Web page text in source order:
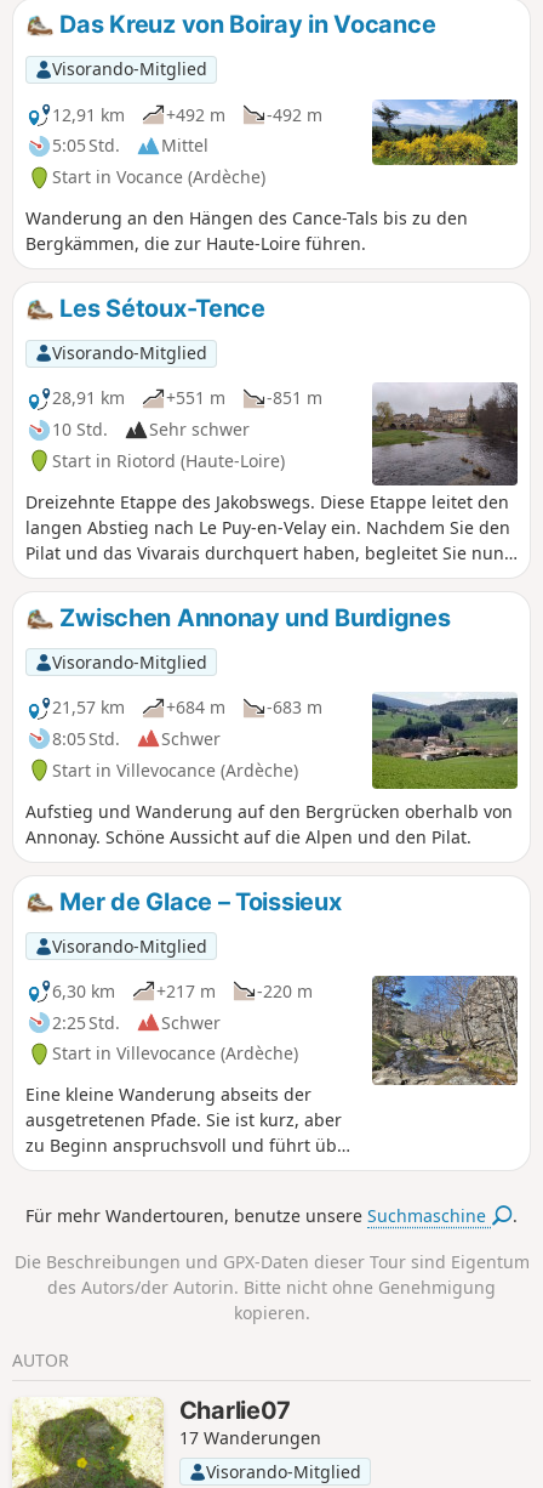
Das Kreuz von Boiray in Vocance
Visorando-Mitglied
12,91 km
+492 m
-492 m
5:05 Std.
Mittel
Start in Vocance (Ardèche)
Wanderung an den Hängen des Cance-Tals bis zu den
Bergkämmen, die zur Haute-Loire führen.
Les Sétoux-Tence
Visorando-Mitglied
28,91 km
+551 m
-851 m
10 Std.
Sehr schwer
Start in Riotord (Haute-Loire)
Dreizehnte Etappe des Jakobswegs. Diese Etappe leitet den
langen Abstieg nach Le Puy-en-Velay ein. Nachdem Sie den
Pilat und das Vivarais durchquert haben, begleitet Sie nun
das Velay auf den nächsten Etappen. Diese etwas mehr als
25 km lange Strecke ist eine Hommage an die Natur, sowohl
was die Atmosphäre als auch die Landschaften betrifft.
Zwischen Annonay und Burdignes
Visorando-Mitglied
21,57 km
+684 m
-683 m
8:05 Std.
Schwer
Start in Villevocance (Ardèche)
Aufstieg und Wanderung auf den Bergrücken oberhalb von
Annonay. Schöne Aussicht auf die Alpen und den Pilat.
Mer de Glace – Toissieux
Visorando-Mitglied
6,30 km
+217 m
-220 m
2:25 Std.
Schwer
Start in Villevocance (Ardèche)
Eine kleine Wanderung abseits der
ausgetretenen Pfade. Sie ist kurz, aber
zu Beginn anspruchsvoll und führt über
fast vergessene Wege, darunter einen
Für mehr Wandertouren, benutze unsereSuchmaschine .
Die Beschreibungen und GPX-Daten dieser Tour sind Eigentum
des Autors/der Autorin. Bitte nicht ohne Genehmigung
kopieren.
AUTOR
Charlie07
17 Wanderungen
Visorando-Mitglied